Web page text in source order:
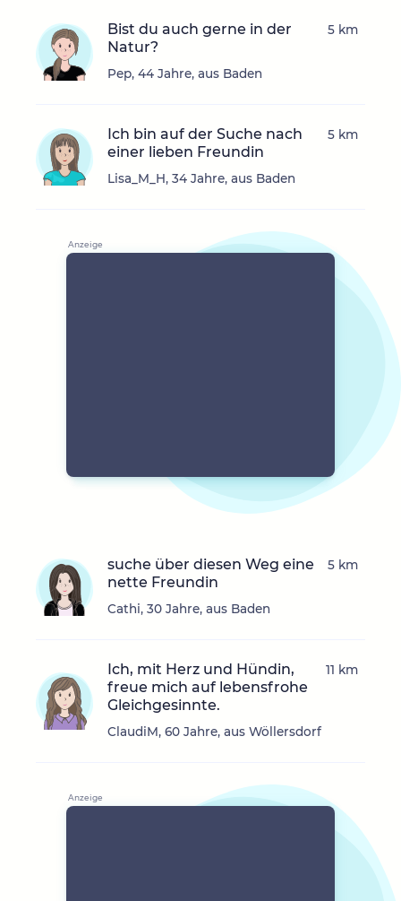
Bist du auch gerne in der
Natur?
Pep, 44 Jahre, aus Baden
5 km
Ich bin auf der Suche nach
einer lieben Freundin
Lisa_M_H, 34 Jahre, aus Baden
5 km
suche über diesen Weg eine
nette Freundin
Cathi, 30 Jahre, aus Baden
5 km
Ich, mit Herz und Hündin,
freue mich auf lebensfrohe
Gleichgesinnte.
ClaudiM, 60 Jahre, aus Wöllersdorf
11 km